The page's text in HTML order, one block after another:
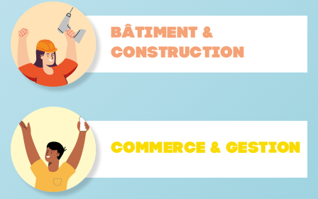
Bâtiment &
construction
Commerce & gestion